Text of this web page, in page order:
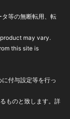
等の無断転用、転
may vary.
this site is
付与設定等を行っ
ものと致します。詳